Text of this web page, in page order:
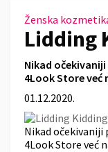
Ženska
Lidding
Nikad
4Look Store već
01.12.2020.
Nikad očekivaniji
4Look Store već